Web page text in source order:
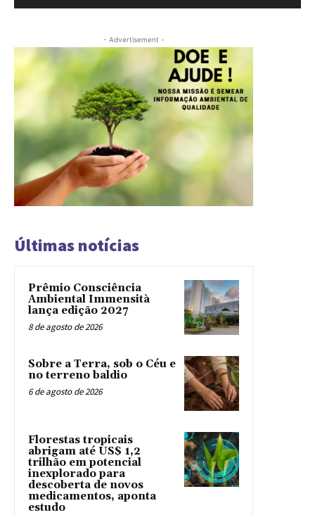
- Advertisement -
Últimas notícias
Prêmio Consciência
Ambiental Immensità
lança edição 2027
8 de agosto de 2026
Sobre a Terra, sob o Céu e
no terreno baldio
6 de agosto de 2026
Florestas tropicais
abrigam até US$ 1,2
trilhão em potencial
inexplorado para
descoberta de novos
medicamentos, aponta
estudo